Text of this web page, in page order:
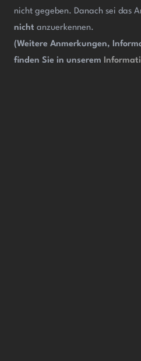
nicht gegeben. Danach sei das
nicht anzuerkennen.
(Weitere Anmerkungen,
finden Sie in unserem